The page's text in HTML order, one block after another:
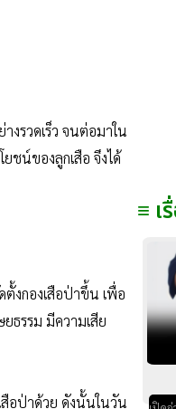
งรวดเร็ว จนต่อมาใน
ชน์ของลูกเสือ จึงได้
ตั้งกองเสือป่าขึ้น เพื่อ
ธรรม มีความเสีย
สือป่าด้วย ดังนั้นในวัน
≡ เ